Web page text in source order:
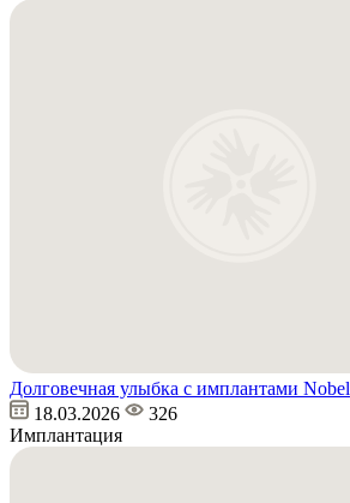
Долговечная улыбка с имплантами Nobel
18.03.2026
326
Имплантация